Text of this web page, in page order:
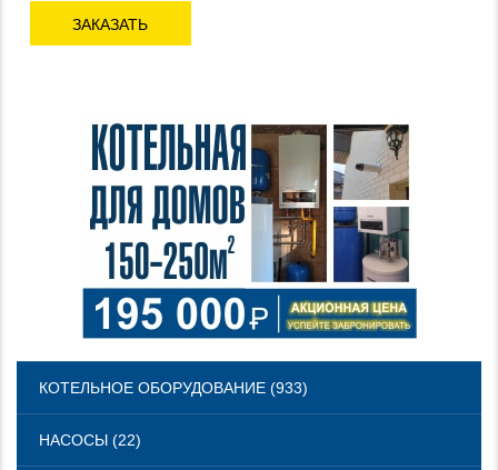
ЗАКАЗАТЬ
КОТЕЛЬНОЕ ОБОРУДОВАНИЕ (933)
НАСОСЫ (22)